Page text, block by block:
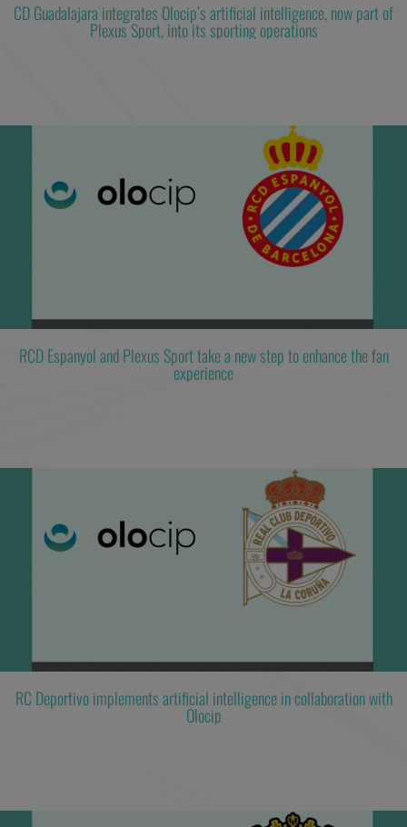
CD Guadalajara integrates Olocip’s artificial intelligence, now part of
Plexus Sport, into its sporting operations
RCD Espanyol and Plexus Sport take a new step to enhance the fan
experience
RC Deportivo implements artificial intelligence in collaboration with
Olocip